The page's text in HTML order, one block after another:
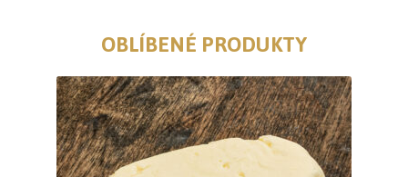
OBLÍBENÉ PRODUKTY